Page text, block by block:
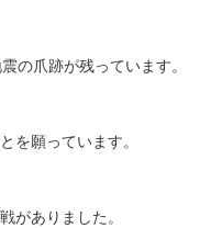
の爪跡が残っています。
を願っています。
がありました。